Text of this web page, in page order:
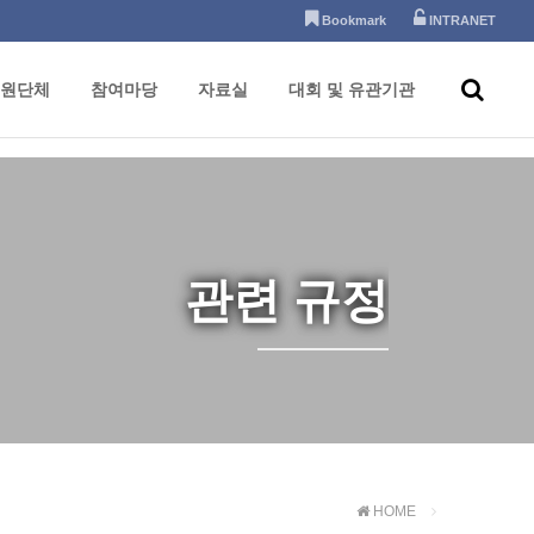
Bookmark INTRANET
단체 참여마당 자료실 대회 및 유관기관
관련 규정
HOME